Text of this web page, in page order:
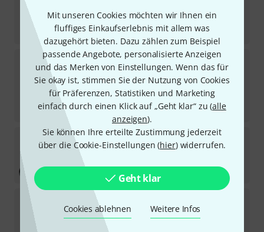
Mit unseren Cookies möchten wir Ihnen ein
fluffiges Einkaufserlebnis mit allem was
dazugehört bieten. Dazu zählen zum Beispiel
passende Angebote, personalisierte Anzeigen
und das Merken von Einstellungen. Wenn das für
Sie okay ist, stimmen Sie der Nutzung von Cookies
für Präferenzen, Statistiken und Marketing
einfach durch einen Klick auf „Geht klar“ zu (alle
anzeigen).
Sie können Ihre erteilte Zustimmung jederzeit
über die Cookie-Einstellungen (hier) widerrufen.
Geht klar
Cookies ablehnen Weitere Infos
999€
UVP:1.159 €
-14%
IbanezAW5412CE-OPN Artwood
37
In 11–14 Wochen lieferbar
417€
UVP:499 €
-16%
Harley BentonD-200CE-12BK Bundle
Kurzfristig lieferbar (2–5 Tage)
F-512E Natural USA
3
Sofort lieferbar